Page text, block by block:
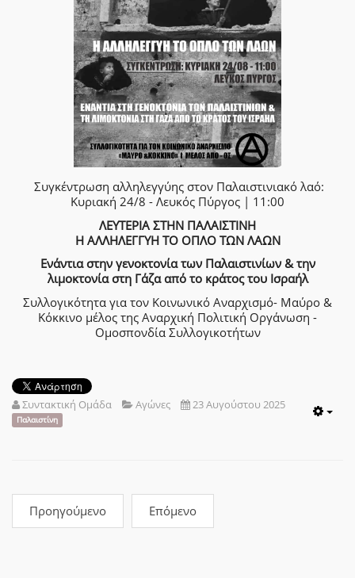
Συγκέντρωση αλληλεγγύης στον Παλαιστινιακό λαό:
Κυριακή 24/8 - Λευκός Πύργος | 11:00
ΛΕΥΤΕΡΙΑ ΣΤΗΝ ΠΑΛΑΙΣΤΙΝΗ
Η ΑΛΛΗΛΕΓΓΥΗ ΤΟ ΟΠΛΟ ΤΩΝ ΛΑΩΝ
Ενάντια στην γενοκτονία των Παλαιστινίων & την
λιμοκτονία στη Γάζα από το κράτος του Ισραήλ
Συλλογικότητα για τον Κοινωνικό Αναρχισμό- Μαύρο &
Κόκκινο μέλος της Αναρχική Πολιτική Οργάνωση -
Ομοσπονδία Συλλογικοτήτων
Συντακτική Ομάδα Αγώνες 23 Αυγούστου 2025
Παλαιστίνη
Προηγούμενο Επόμενο